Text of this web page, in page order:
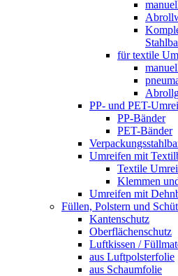
für textile
PP- und PET-
PP-Bänder
PET-Bänder
Umreifen mit
Textile
Klemmen
Umreifen mit
Füllen, Polstern und
Kantenschutz
Oberflächenschutz
Luftkissen /
aus Luftpolsterfolie
aus Schaumfolie